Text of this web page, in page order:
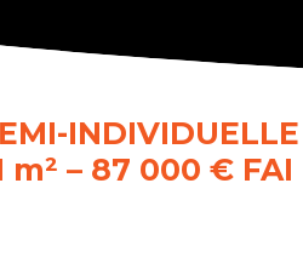
m² – 87 000 € FAI